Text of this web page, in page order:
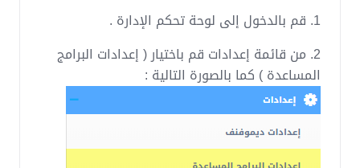
1. قم بالدخول إلى لوحة تحكم الإدارة .
2. من قائمة إعدادات قم باختيار ( إعدادات البرامج
المساعدة ) كما بالصورة التالية :